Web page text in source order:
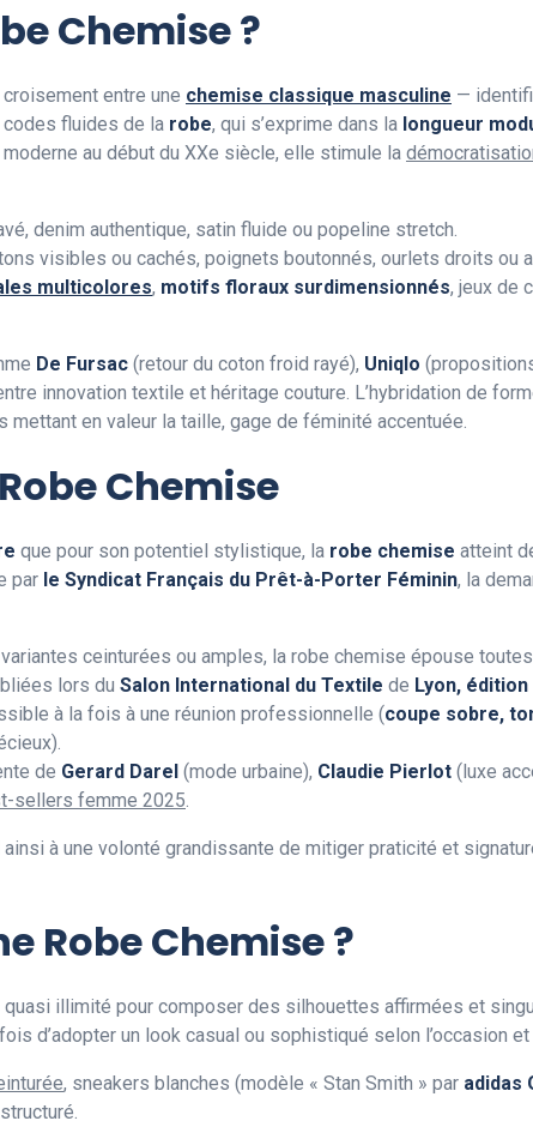
Chemise ?
entre une chemise classique masculine —
fluides de la robe, qui s’exprime dans la longueur
au début du XXe siècle, elle stimule la
denim authentique, satin fluide ou popeline stretch.
visibles ou cachés, poignets boutonnés, ourlets droits ou
multicolores, motifs floraux surdimensionnés, jeux de
De Fursac (retour du coton froid rayé), Uniqlo
innovation textile et héritage couture. L’hybridation de
en valeur la taille, gage de féminité accentuée.
Chemise
que pour son potentiel stylistique, la robe chemise atteint
par le Syndicat Français du Prêt-à-Porter Féminin, la
ceinturées ou amples, la robe chemise épouse
lors du Salon International du Textile de Lyon, édition
à la fois à une réunion professionnelle (coupe sobre,
de Gerard Darel (mode urbaine), Claudie Pierlot (luxe
sellers femme 2025.
à une volonté grandissante de mitiger praticité et
Robe Chemise ?
quasi illimité pour composer des silhouettes affirmées et
d’adopter un look casual ou sophistiqué selon l’occasion et
, sneakers blanches (modèle « Stan Smith » par adidas